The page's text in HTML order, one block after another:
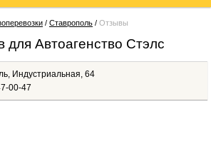
/ Ставрополь / Отзывы
для Автоагенство Стэлс
Индустриальная, 64
00-47